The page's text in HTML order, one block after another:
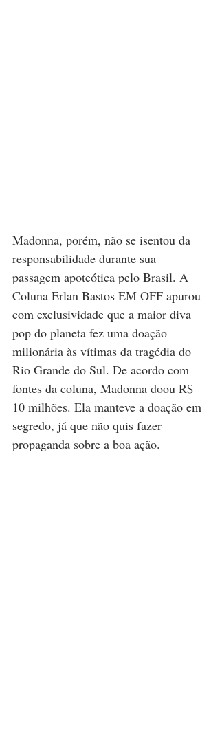
Madonna, porém, não se isentou da
responsabilidade durante sua
passagem apoteótica pelo Brasil. A
Coluna Erlan Bastos EM OFF apurou
com exclusividade que a maior diva
pop do planeta fez uma doação
milionária às vítimas da tragédia do
Rio Grande do Sul. De acordo com
fontes da coluna, Madonna doou R$
10 milhões. Ela manteve a doação em
segredo, já que não quis fazer
propaganda sobre a boa ação.